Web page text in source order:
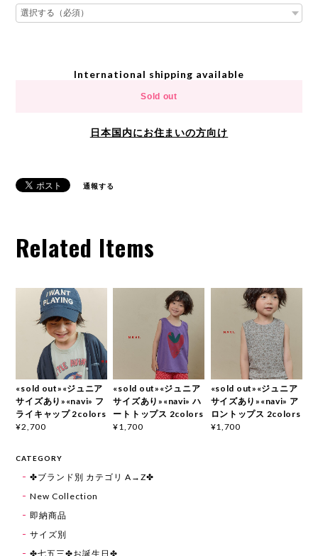
International shipping available
Sold out
日本国内にお住まいの方向け
通報する
Related Items
«sold out»«ジュニア
サイズあり»«navi» フ
ライキャップ 2colors
¥2,700
«sold out»«ジュニア
サイズあり»«navi» ハ
ートトップス 2colors
¥1,700
«sold out»«ジュニア
サイズあり»«navi» ア
ロントップス 2colors
¥1,700
CATEGORY
✤ブランド別 カテゴリ A→Z✤
New Collection
即納商品
サイズ別
✤七五三✤お誕生日✤